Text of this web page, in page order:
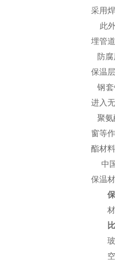
采用
此外
埋管
防腐
保温
钢套
进入
聚氨
窗等
酯材
中国
保温
材料
玻
空调